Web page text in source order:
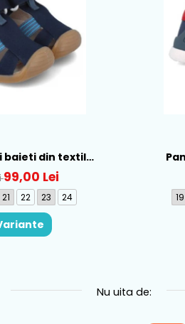
baieti din textil
- 252175-A089
99,00 Lei
21 22 23 24 19
Nu uita de: